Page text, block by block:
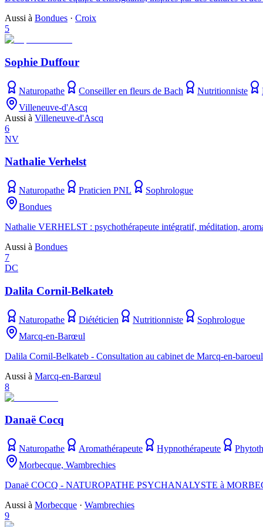
Aussi à Bondues · Croix
5
Sophie Duffour
Naturopathe Conseiller en fleurs de Bach Nutritionniste
Villeneuve-d'Ascq
Aussi à Villeneuve-d'Ascq
6
NV
Nathalie Verhelst
Naturopathe Praticien PNL
Sophrologue
Bondues
Nathalie VERHELST : psychothérapeute intégratif, méditation,
Aussi à Bondues
7
DC
Dalila Cornil-Belkateb
Naturopathe Diététicien Nutritionniste
Sophrologue
Marcq-en-Barœul
Dalila Cornil-Belkateb - Consultation au cabinet de Marcq-en-
Aussi à Marcq-en-Barœul
8
Danaë Cocq
Naturopathe Aromathérapeute Hypnothérapeute
Morbecque, Wambrechies
Danaë COCQ - NATUROPATHE PSYCHANALYSTE à
Aussi à Morbecque · Wambrechies
9